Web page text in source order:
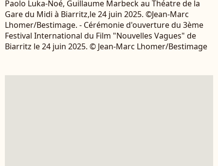
Paolo Luka-Noé, Guillaume Marbeck au Théatre de la
Gare du Midi à Biarritz,le 24 juin 2025. ©Jean-Marc
Lhomer/Bestimage. - Cérémonie d'ouverture du 3ème
Festival International du Film "Nouvelles Vagues" de
Biarritz le 24 juin 2025. © Jean-Marc Lhomer/Bestimage